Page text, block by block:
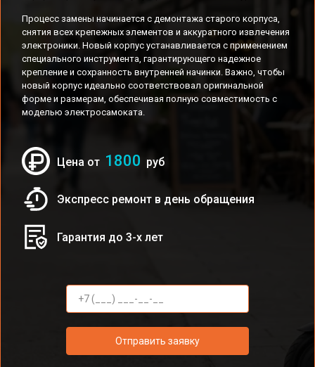
Процесс замены начинается с демонтажа старого корпуса,
снятия всех крепежных элементов и аккуратного извлечения
электроники. Новый корпус устанавливается с применением
специального инструмента, гарантирующего надежное
крепление и сохранность внутренней начинки. Важно, чтобы
новый корпус идеально соответствовал оригинальной
форме и размерам, обеспечивая полную совместимость с
моделью электросамоката.
Цена от 1800 руб
Экспресс ремонт в день обращения
Гарантия до 3-х лет
Отправить заявку